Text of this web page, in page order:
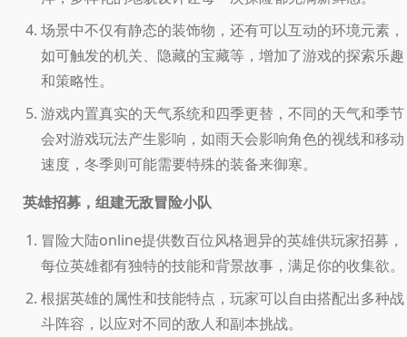
场景中不仅有静态的装饰物，还有可以互动的环境元素，
如可触发的机关、隐藏的宝藏等，增加了游戏的探索乐趣
和策略性。
游戏内置真实的天气系统和四季更替，不同的天气和季节
会对游戏玩法产生影响，如雨天会影响角色的视线和移动
速度，冬季则可能需要特殊的装备来御寒。
英雄招募，组建无敌冒险小队
冒险大陆online提供数百位风格迥异的英雄供玩家招募，
每位英雄都有独特的技能和背景故事，满足你的收集欲。
根据英雄的属性和技能特点，玩家可以自由搭配出多种战
斗阵容，以应对不同的敌人和副本挑战。